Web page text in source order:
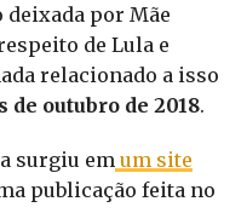
deixada por Mãe
de Lula e
relacionado a isso
de outubro de 2018.
surgiu em um site
publicação feita no